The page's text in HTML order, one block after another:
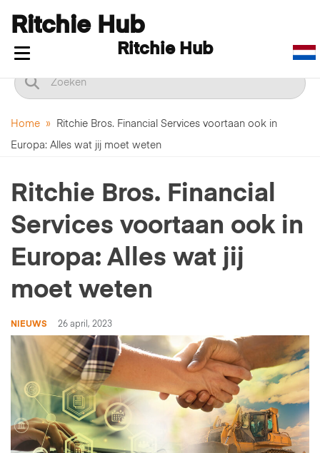
Ritchie Hub
Navigatie in-/uitklappen
Ritchie Hub
Home » Ritchie Bros. Financial Services voortaan ook in
Europa: Alles wat jij moet weten
Ritchie Bros. Financial
Services voortaan ook in
Europa: Alles wat jij
moet weten
NIEUWS 26 april, 2023